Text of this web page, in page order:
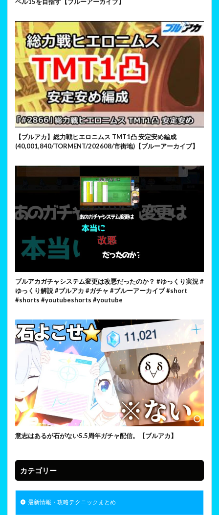
【ブルアカ】総力戦ヒエロニムス TMT1凸 安定安め編成
(40,001,840/TORMENT/202608/市街地)【ブルーアーカイブ】
ブルアカガチャシステム変更は改悪だったのか？ #ゆっくり実況 #
ゆっくり解説 #ブルアカ #ガチャ #ブルーアーカイブ #short
#shorts #youtubeshorts #youtube
意志はあるが石がない5.5周年ガチャ配信。【ブルアカ】
カテゴリー
最新情報・攻略テクニックまとめ